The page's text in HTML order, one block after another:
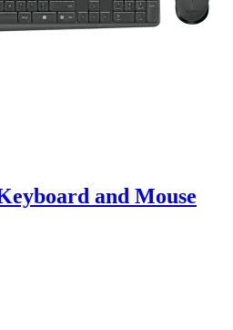
and Mouse